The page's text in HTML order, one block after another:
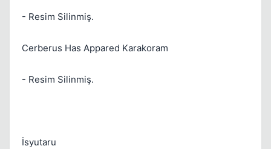
- Resim Silinmiş.
Cerberus Has Appared Karakoram
- Resim Silinmiş.
İsyutaru